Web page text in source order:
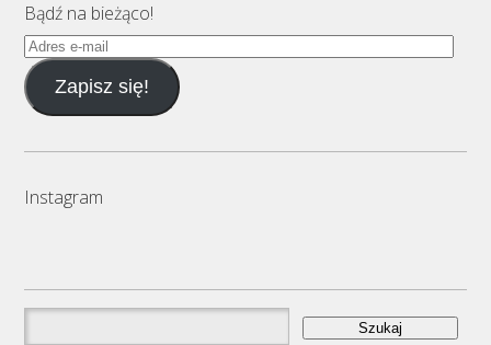
Bądź na bieżąco!
Adres
e-
mailZapisz się!
Instagram
Szukaj: